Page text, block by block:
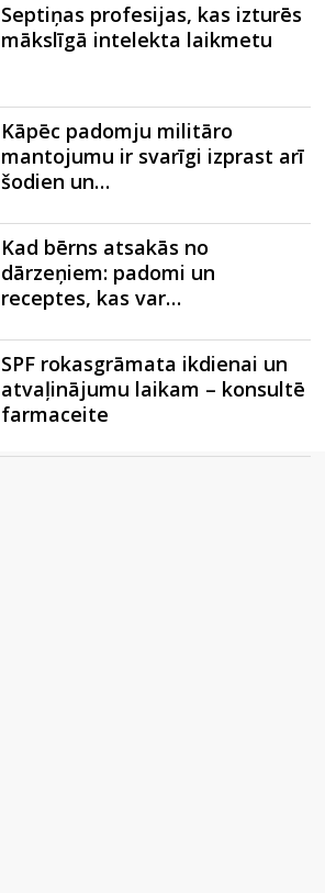
Septiņas profesijas, kas izturēs
mākslīgā intelekta laikmetu
Kāpēc padomju militāro
mantojumu ir svarīgi izprast arī
šodien un…
Kad bērns atsakās no
dārzeņiem: padomi un
receptes, kas var…
SPF rokasgrāmata ikdienai un
atvaļinājumu laikam – konsultē
farmaceite